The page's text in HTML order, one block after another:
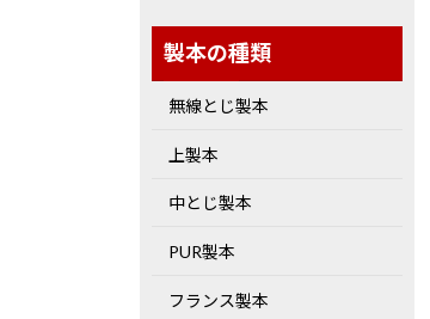
製本の種類
無線とじ製本
上製本
中とじ製本
PUR製本
フランス製本